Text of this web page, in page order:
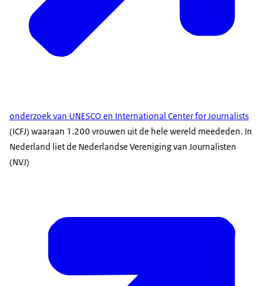
onderzoek van UNESCO en International Center for Journalists
(ICFJ) waaraan 1.200 vrouwen uit de hele wereld meededen. In
Nederland liet de Nederlandse Vereniging van Journalisten
(NVJ)